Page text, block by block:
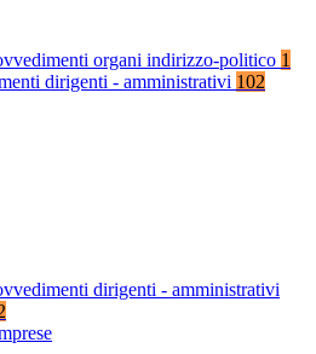
organi indirizzo-politico 1
dirigenti - amministrativi 102
dirigenti - amministrativi